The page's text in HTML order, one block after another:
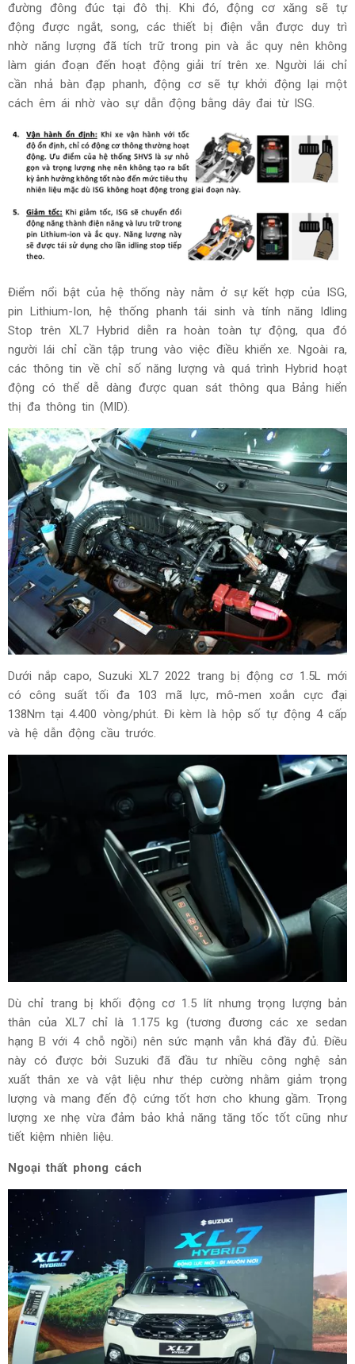
đường đông đúc tại đô thị. Khi đó, động cơ xăng sẽ tự
động được ngắt, song, các thiết bị điện vẫn được duy trì
nhờ năng lượng đã tích trữ trong pin và ắc quy nên không
làm gián đoạn đến hoạt động giải trí trên xe. Người lái chỉ
cần nhả bàn đạp phanh, động cơ sẽ tự khởi động lại một
cách êm ái nhờ vào sự dẫn động bằng dây đai từ ISG.
Điểm nổi bật của hệ thống này nằm ở sự kết hợp của ISG,
pin Lithium-Ion, hệ thống phanh tái sinh và tính năng Idling
Stop trên XL7 Hybrid diễn ra hoàn toàn tự động, qua đó
người lái chỉ cần tập trung vào việc điều khiển xe. Ngoài ra,
các thông tin về chỉ số năng lượng và quá trình Hybrid hoạt
động có thể dễ dàng được quan sát thông qua Bảng hiển
thị đa thông tin (MID).
Dưới nắp capo, Suzuki XL7 2022 trang bị động cơ 1.5L mới
có công suất tối đa 103 mã lực, mô-men xoắn cực đại
138Nm tại 4.400 vòng/phút. Đi kèm là hộp số tự động 4 cấp
và hệ dẫn động cầu trước.
Dù chỉ trang bị khối động cơ 1.5 lít nhưng trọng lượng bản
thân của XL7 chỉ là 1.175 kg (tương đương các xe sedan
hạng B với 4 chỗ ngồi) nên sức mạnh vẫn khá đầy đủ. Điều
này có được bởi Suzuki đã đầu tư nhiều công nghệ sản
xuất thân xe và vật liệu như thép cường nhằm giảm trọng
lượng và mang đến độ cứng tốt hơn cho khung gầm. Trọng
lượng xe nhẹ vừa đảm bảo khả năng tăng tốc tốt cũng như
tiết kiệm nhiên liệu.
Ngoại thất phong cách